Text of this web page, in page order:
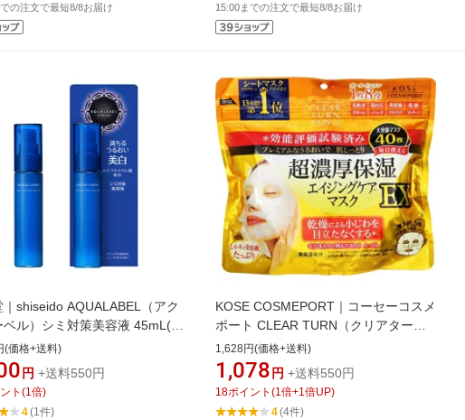
の注文で最短8/8お届け 15:00までの注文で最短8/8お届け
｜shiseido AQUALABEL（アク
ベル）シミ対策美容液 45mL(ア
ーベル ブライトニング EX)
】
(価格+送料)
円 +送料550円
ト (1 倍)
4(1件)
KOSE COSMEPORT｜コーセーコスメ
ポート CLEAR TURN（クリアター
ン） 超濃厚保湿マスクEX 40枚入 〔パ
ック〕【rb_pcp】
1,628円(価格+送料)
1,078 円 +送料550円
18ポイント (1 倍+1 倍UP)
4(4件)